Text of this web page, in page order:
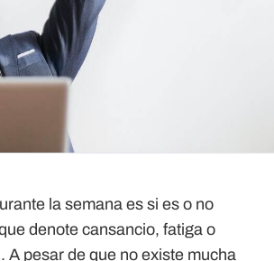
la semana es si es o no
denote cansancio, fatiga o
. A pesar de que no existe mucha